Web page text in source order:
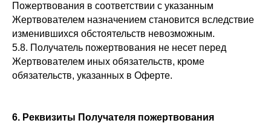
Пожертвования в соответствии с указанным
Жертвователем назначением становится вследствие
изменившихся обстоятельств невозможным.
5.8. Получатель пожертвования не несет перед
Жертвователем иных обязательств, кроме
обязательств, указанных в Оферте.
6. Реквизиты Получателя пожертвования